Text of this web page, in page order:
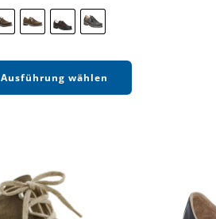
Ausführung wählen